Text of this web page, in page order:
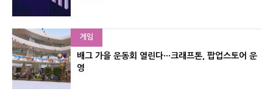
게임
배그 가을 운동회 열린다···크래프톤, 팝업스토어 운
영